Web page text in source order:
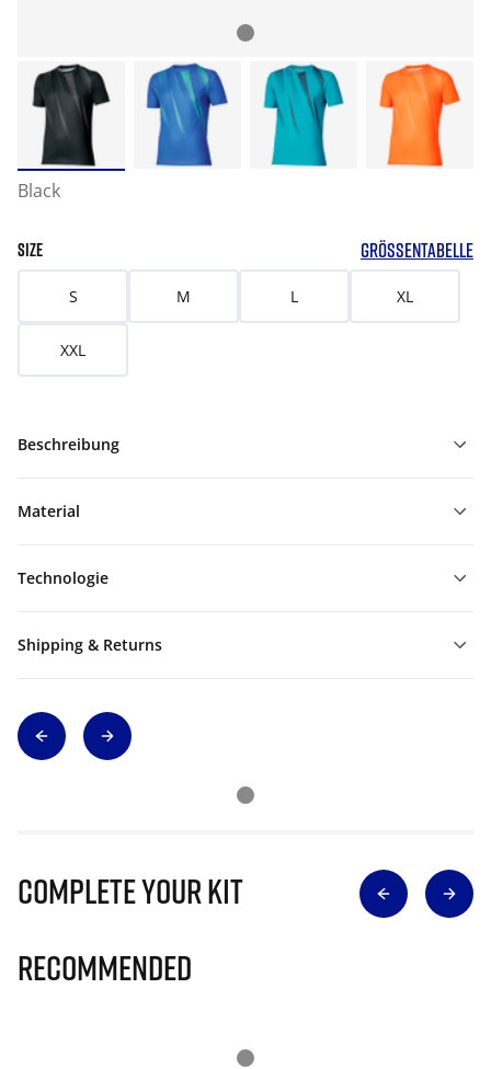
Black
SIZE GRÖSSENTABELLE
S M L XL
XXL
Beschreibung
Material
Technologie
Shipping & Returns
Complete Your Kit
Recommended